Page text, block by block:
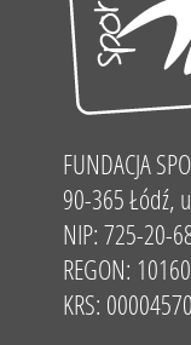
FUNDACJA
90-365 Łódź,
NIP: 725-20-
REGON:
KRS: